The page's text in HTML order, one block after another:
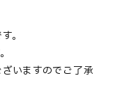
。
いますのでご了承